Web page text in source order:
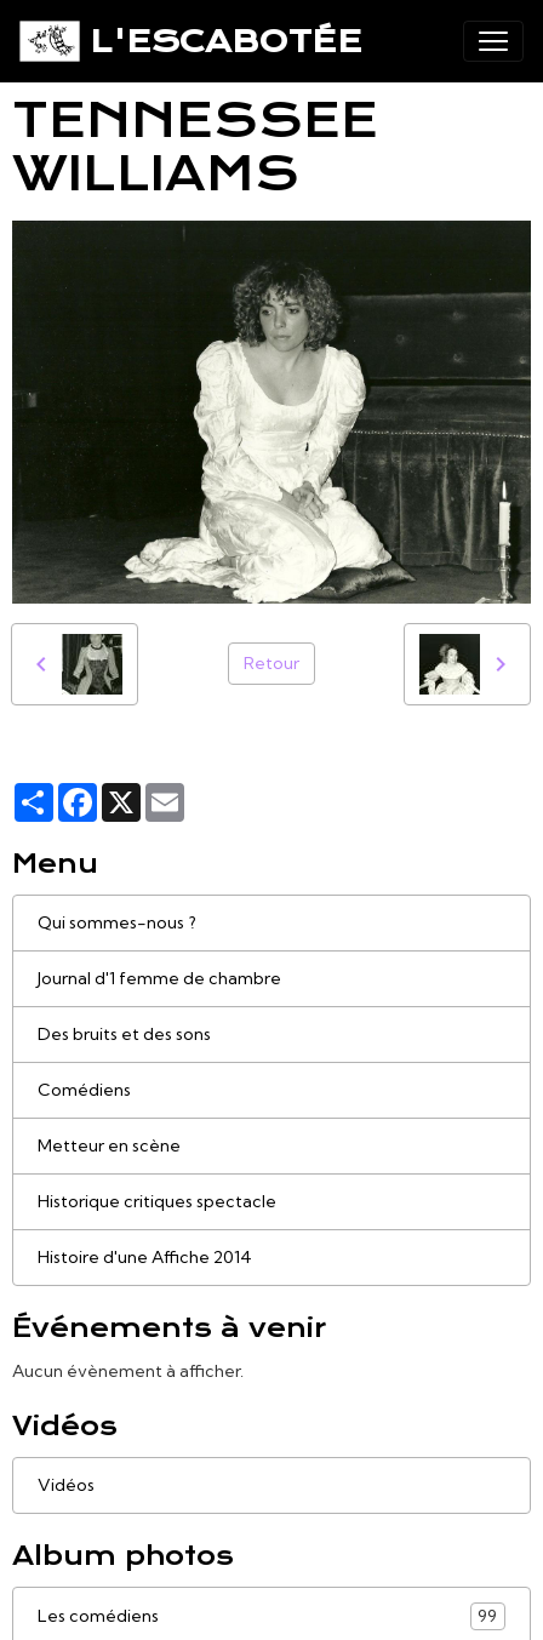
L'ESCABOTÉE
TENNESSEE
WILLIAMS
Retour
PartagerFacebook
X
Menu
Qui sommes-nous ?
Journal d'1 femme de chambre
Des bruits et des sons
Comédiens
Metteur en scène
Historique critiques spectacle
Histoire d'une Affiche 2014
Événements à venir
Aucun évènement à afficher.
Vidéos
Vidéos
Album photos
Les comédiens 99